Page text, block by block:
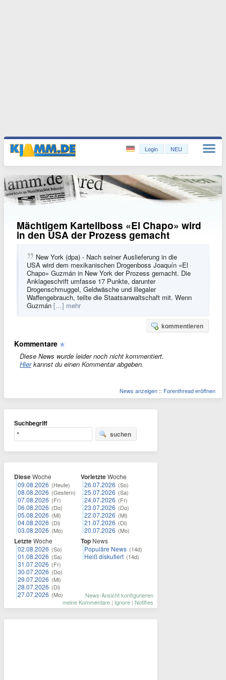
Login NEU
Mächtigem Kartellboss «El Chapo» wird
in den USA der Prozess gemacht
New York (dpa) - Nach seiner Auslieferung in die
USA wird dem mexikanischen Drogenboss Joaquín «El
Chapo» Guzmán in New York der Prozess gemacht. Die
Anklageschrift umfasse 17 Punkte, darunter
Drogenschmuggel, Geldwäsche und illegaler
Waffengebrauch, teilte die Staatsanwaltschaft mit. Wenn
Guzmán […] mehr
kommentieren
Kommentare
Diese News wurde leider noch nicht kommentiert.
Hierkannst du einen Kommentar abgeben.
News anzeigen :: Forenthread eröffnen
Suchbegriff
suchen
DieseWoche
09.08.2026 (Heute)
08.08.2026 (Gestern)
07.08.2026 (Fr)
06.08.2026 (Do)
05.08.2026 (Mi)
04.08.2026 (Di)
03.08.2026 (Mo)
LetzteWoche
02.08.2026 (So)
01.08.2026 (Sa)
31.07.2026 (Fr)
30.07.2026 (Do)
29.07.2026 (Mi)
28.07.2026 (Di)
27.07.2026 (Mo)
VorletzteWoche
26.07.2026 (So)
25.07.2026 (Sa)
24.07.2026 (Fr)
23.07.2026 (Do)
22.07.2026 (Mi)
21.07.2026 (Di)
20.07.2026 (Mo)
Top News
Populäre News (14d)
Heiß diskutiert (14d)
News-Ansicht konfigurieren
meine Kommentare | Ignore | Notifies